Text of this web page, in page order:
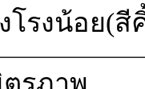
โรงน้อย(สี
รภาพ